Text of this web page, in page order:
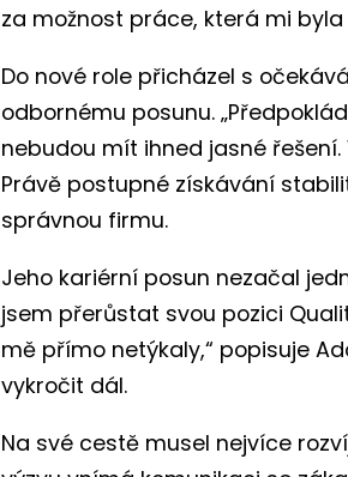
za možnost práce, která mi
Do nové role přicházel s
odbornému posunu.
nebudou mít ihned jasné
Právě postupné získávání
správnou firmu.
Jeho kariérní posun nezačal
jsem přerůstat svou pozici
mě přímo netýkaly,“ popisuje
vykročit dál.
Na své cestě musel nejvíce